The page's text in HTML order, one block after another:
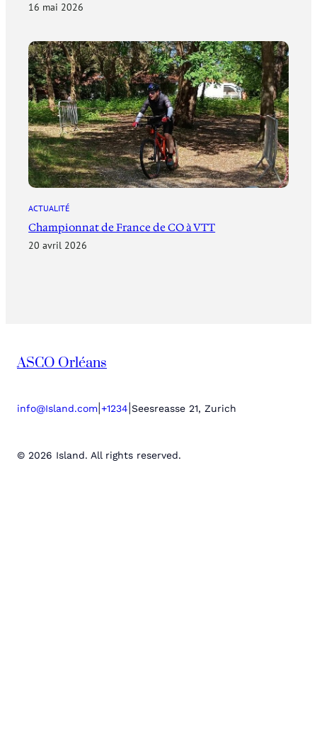
16 mai 2026
ACTUALITÉ
Championnat de France de CO à VTT
20 avril 2026
ASCO Orléans
info@Island.com +1234 Seesreasse 21, Zurich
© 2026 Island. All rights reserved.